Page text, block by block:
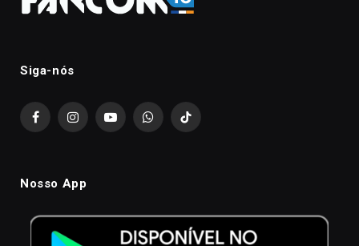
Siga-nós
FacebookInstagramYouTubeWhatsAppTikTok
Nosso App